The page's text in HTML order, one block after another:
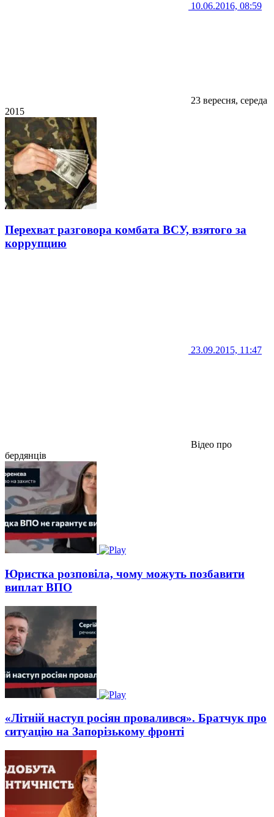
10.06.2016, 08:59
23 вересня, середа
2015
Перехват разговора комбата ВСУ, взятого за
коррупцию
23.09.2015, 11:47
Відео про
бердянців
Юристка розповіла, чому можуть позбавити
виплат ВПО
«Літній наступ росіян провалився». Братчук про
ситуацію на Запорізькому фронті